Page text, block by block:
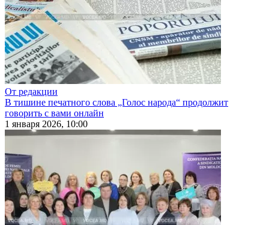
От редакции
В тишине печатного слова „Голос народа“ продолжит
говорить с вами онлайн
1 января 2026, 10:00